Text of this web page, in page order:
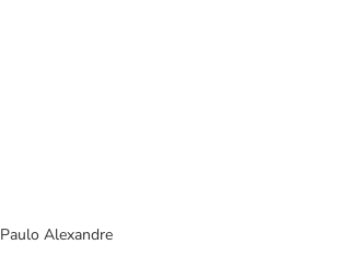
Paulo Alexandre